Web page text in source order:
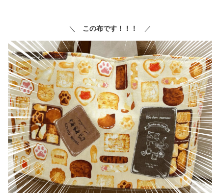
＼ この布です！！！ ／